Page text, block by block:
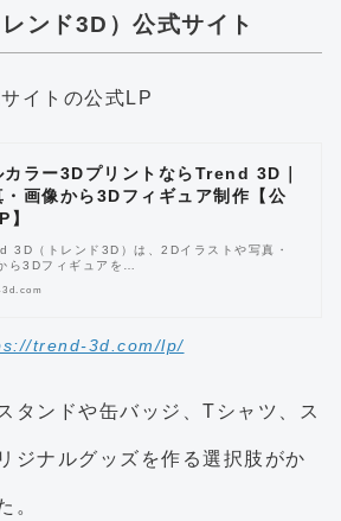
ンド3D）公式サイト
カラー3DプリントならTrend 3D｜
・画像から3Dフィギュア制作【公
】
3D（トレンド3D）は、2Dイラストや写真・
ら3Dフィギュアを…
trend-3d.com/lp/
タンドや缶バッジ、Tシャツ、ス
ジナルグッズを作る選択肢がか
。